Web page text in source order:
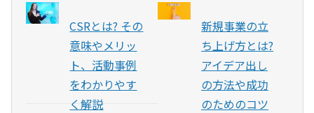
CSRとは? その
意味やメリッ
ト、活動事例
をわかりやす
く解説
新規事業の立
ち上げ方とは?
アイデア出し
の方法や成功
のためのコツ